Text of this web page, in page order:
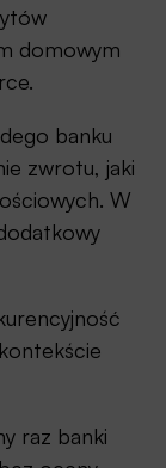
domowym
banku
zwrotu, jaki
W
raz banki